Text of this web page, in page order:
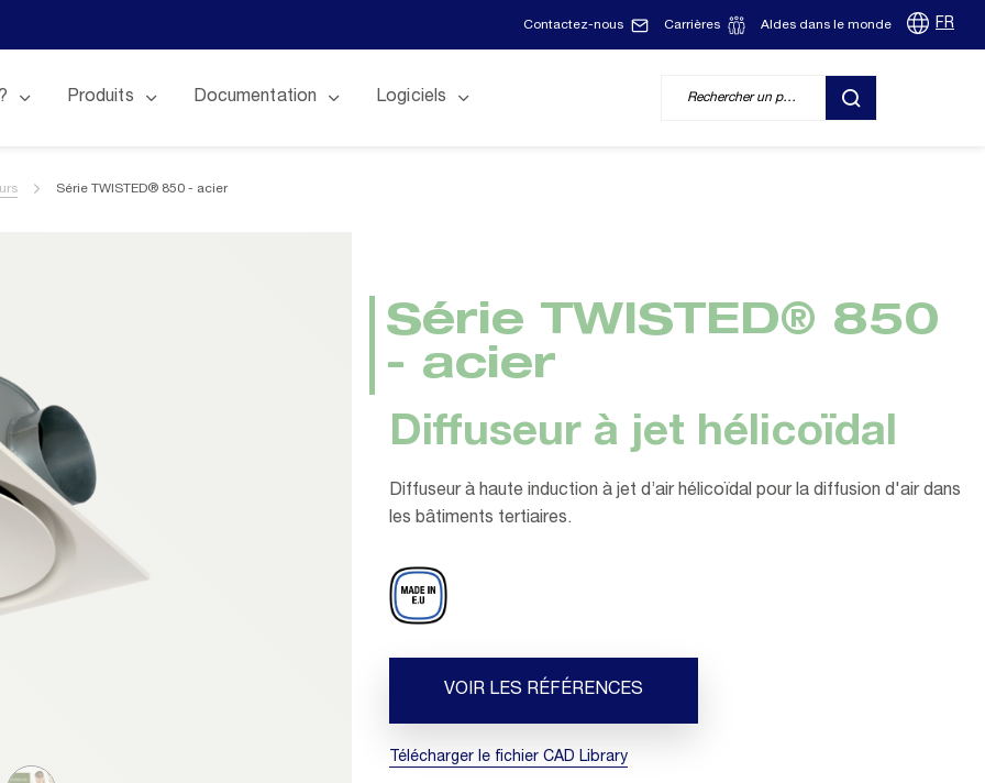
Contactez-nous Carrières Aldes dans le monde FR
Produits Documentation Logiciels
RECHERCHER
Série TWISTED® 850 - acier
Série TWISTED® 850
- acier
Diffuseur à jet hélicoïdal
Diffuseur à haute induction à jet d’air hélicoïdal pour la diffusion d'air dans
les bâtiments tertiaires.
VOIR LES RÉFÉRENCES
Télécharger le fichier CAD Library